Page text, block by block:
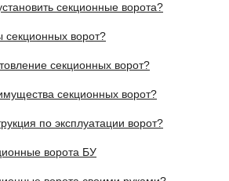
секционные ворота?
секционных ворот?
секционных ворот?
секционных ворот?
по эксплуатации ворот?
ворота БУ